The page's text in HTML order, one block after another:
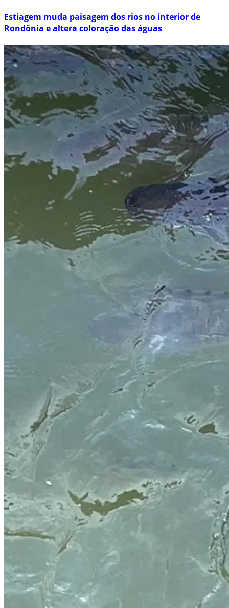
Estiagem muda paisagem dos rios no interior de
Rondônia e altera coloração das águas